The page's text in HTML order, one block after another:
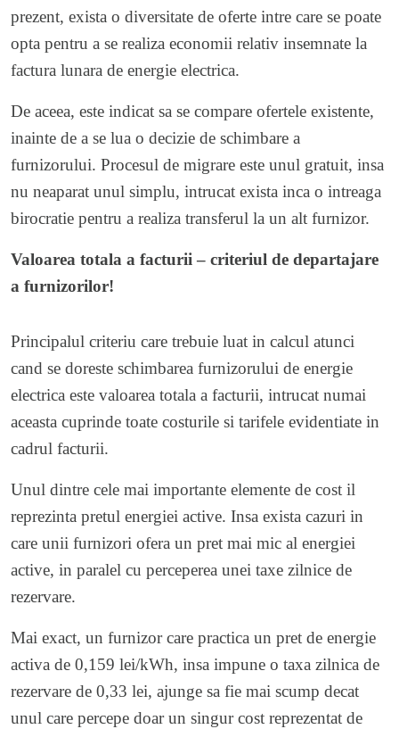
prezent, exista o diversitate de oferte intre care se poate
opta pentru a se realiza economii relativ insemnate la
factura lunara de energie electrica.
De aceea, este indicat sa se compare ofertele existente,
inainte de a se lua o decizie de schimbare a
furnizorului. Procesul de migrare este unul gratuit, insa
nu neaparat unul simplu, intrucat exista inca o intreaga
birocratie pentru a realiza transferul la un alt furnizor.
Valoarea totala a facturii – criteriul de departajare
a furnizorilor!
Principalul criteriu care trebuie luat in calcul atunci
cand se doreste schimbarea furnizorului de energie
electrica este valoarea totala a facturii, intrucat numai
aceasta cuprinde toate costurile si tarifele evidentiate in
cadrul facturii.
Unul dintre cele mai importante elemente de cost il
reprezinta pretul energiei active. Insa exista cazuri in
care unii furnizori ofera un pret mai mic al energiei
active, in paralel cu perceperea unei taxe zilnice de
rezervare.
Mai exact, un furnizor care practica un pret de energie
activa de 0,159 lei/kWh, insa impune o taxa zilnica de
rezervare de 0,33 lei, ajunge sa fie mai scump decat
unul care percepe doar un singur cost reprezentat de